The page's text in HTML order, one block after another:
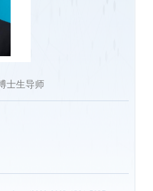
士生导师